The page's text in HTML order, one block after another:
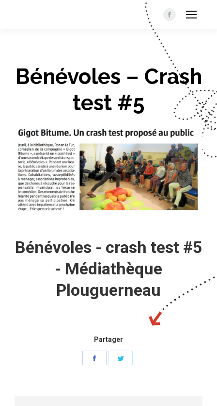
Facebook
Bénévoles – Crash
test #5
Bénévoles - crash test #5
- Médiathèque
Plouguerneau
Partager
Partager